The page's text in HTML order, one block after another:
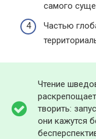
самого
Частью
Чтение
творить:
они кажутся